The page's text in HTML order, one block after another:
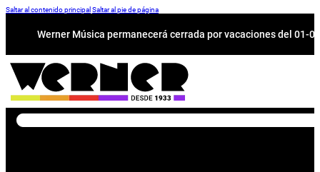
Saltar al contenido principal Saltar al pie de página
Werner Música permanecerá cerrada por vacaciones del 01-
Buscar